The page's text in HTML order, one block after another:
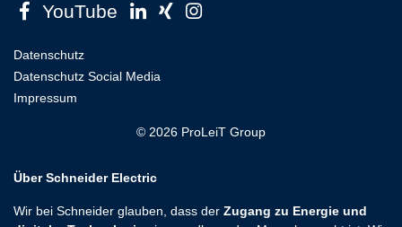
YouTube
Datenschutz
Datenschutz Social Media
Impressum
© 2026 ProLeiT Group
Über Schneider Electric
Wir bei Schneider glauben, dass der Zugang zu Energie und